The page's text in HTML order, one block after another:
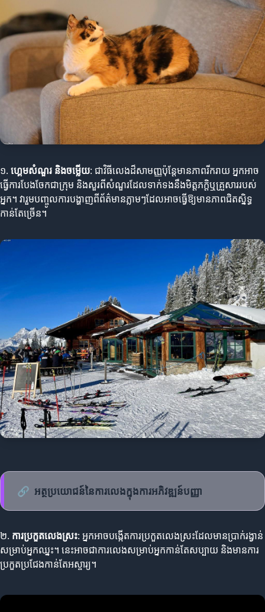
១. ហ្គេមសំណួរ និងចម្លើយ: ជាវិធីលេងដ៏សាមញ្ញប៉ុន្តែមានភាពរីករាយ អ្នកអាច
ធ្វើការបែងចែកជាក្រុម និងសួរពីសំណួរដែលទាក់ទងនឹងមិត្តភក្តិឬគ្រួសាររបស់
អ្នក។ វារួមបញ្ចូលការបង្ហាញពីព័ត៌មានភ្លាមៗដែលអាចធ្វើឱ្យមានភាពជិតស្និទ្ធ
កាន់តែច្រើន។
🔗 អត្ថប្រយោជន៍នៃការលេងក្នុងការអភិវឌ្ឍន៍បញ្ញា
២. ការប្រកួតលេងស្រះ: អ្នកអាចបង្កើតការប្រកួតលេងស្រះដែលមានប្រាក់រង្វាន់
សម្រាប់អ្នកឈ្នះ។ នេះអាចជាការលេងសម្រាប់អ្នកកាន់តែសប្បាយ និងមានការ
ប្រកួតប្រជែងកាន់តែអស្ចារ្យ។